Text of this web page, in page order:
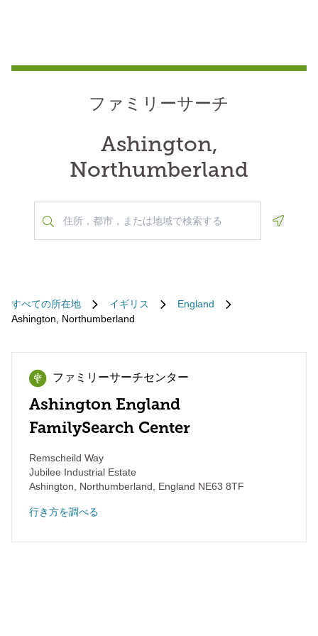
ファミリーサーチ
Ashington,
Northumberland
すべての所在地 イギリス
England
Ashington, Northumberland
ファミリーサーチセンター
Ashington England
FamilySearch Center
Remscheild Way
Jubilee Industrial Estate
Ashington, Northumberland
England NE63 8TF
行き方を調べる